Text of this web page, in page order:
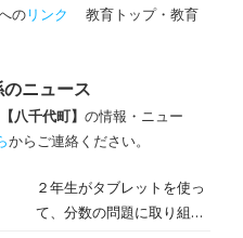
のリンク
教育トップ・教育
ニュース
【八千代町】 の情報・ニュー
からご連絡ください。
２年生がタブレットを使っ
て、分数の問題に取り組ん